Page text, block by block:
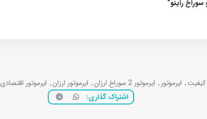
راینو”
کیفیت, ایرموتور, ایرموتور 2 سوراخ ارزان , ایرموتور ارزان, ایرموتور اقتصادی
اشتراک گذاری